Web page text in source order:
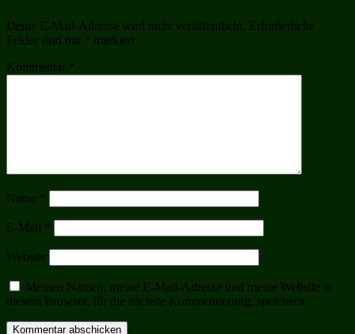
Deine E-Mail-Adresse wird nicht veröffentlicht. Erforderliche
Felder sind mit * markiert
Kommentar *
Name *
E-Mail *
Website
Meinen Namen, meine E-Mail-Adresse und meine Website in
diesem Browser, für die nächste Kommentierung, speichern.